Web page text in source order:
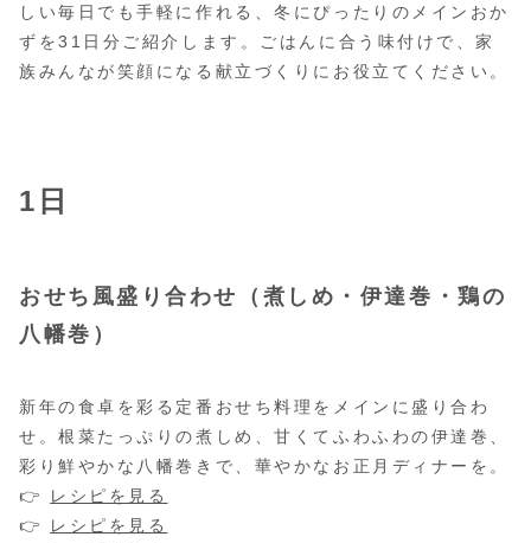
しい毎日でも手軽に作れる、冬にぴったりのメインおか
ずを31日分ご紹介します。ごはんに合う味付けで、家
族みんなが笑顔になる献立づくりにお役立てください。
1日
おせち風盛り合わせ（煮しめ・伊達巻・鶏の
八幡巻）
新年の食卓を彩る定番おせち料理をメインに盛り合わ
せ。根菜たっぷりの煮しめ、甘くてふわふわの伊達巻、
彩り鮮やかな八幡巻きで、華やかなお正月ディナーを。
👉
レシピを見る
👉
レシピを見る